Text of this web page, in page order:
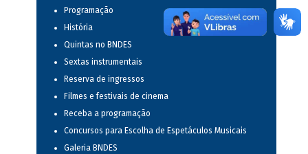
Programação
História
Quintas no BNDES
Sextas instrumentais
Reserva de ingressos
Filmes e festivais de cinema
Receba a programação
Concursos para Escolha de Espetáculos Musicais
Galeria BNDES